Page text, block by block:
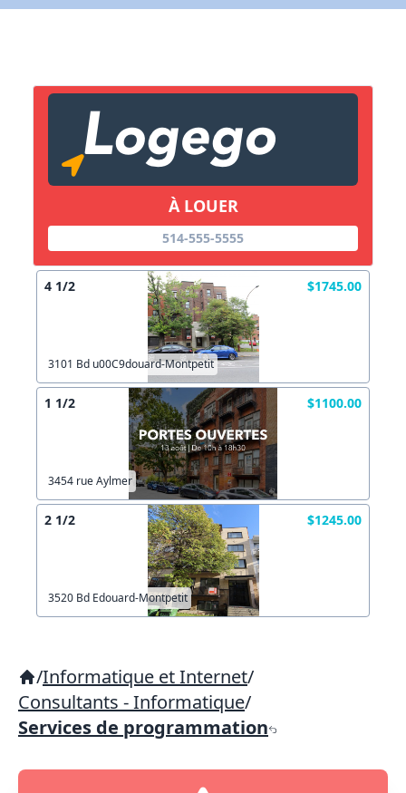
À LOUER
514-555-5555
4 1/2 $1745.00
3101 Bd u00C9douard-Montpetit
1 1/2 $1100.00
3454 rue Aylmer
2 1/2 $1245.00
3520 Bd Edouard-Montpetit
/Informatique et Internet/
Consultants - Informatique/
Services de programmation
Copier lien